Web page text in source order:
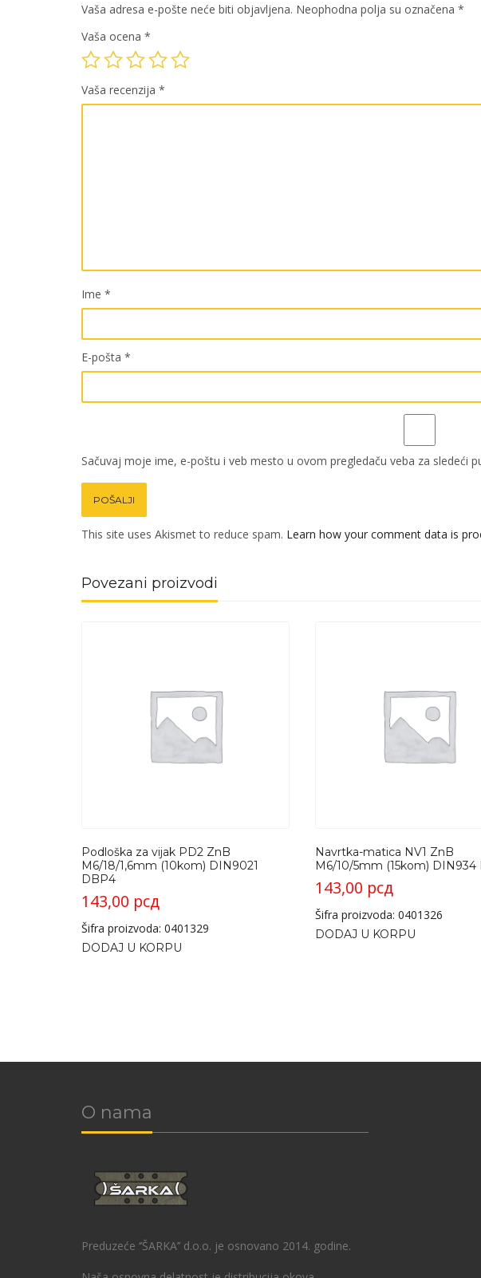
Vaša adresa e-pošte neće biti objavljena. Neophodna polja su označena *
Vaša ocena *
Vaša recenzija *
Ime *
E-pošta *
Sačuvaj moje ime, e-poštu i veb mesto u ovom pregledaču veba za sledeći
This site uses Akismet to reduce spam. Learn how your comment data is
Povezani proizvodi
Podloška za vijak PD2 ZnB
M6/18/1,6mm (10kom) DIN9021
DBP4
143,00 рсд
Šifra proizvoda: 0401329
DODAJ U KORPU
Navrtka-matica NV1 ZnB
M6/10/5mm (15kom) DIN934
143,00 рсд
Šifra proizvoda: 0401326
DODAJ U KORPU
O nama
Preduzeće ‘’ŠARKA’’ d.o.o. je osnovano 2014. godine.